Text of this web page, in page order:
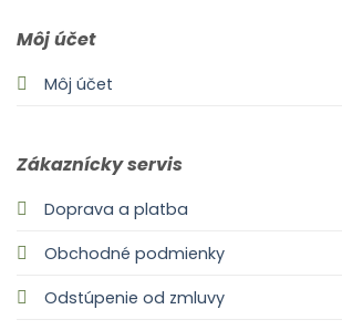
Môj účet
Môj účet
Zákaznícky servis
Doprava a platba
Obchodné podmienky
Odstúpenie od zmluvy